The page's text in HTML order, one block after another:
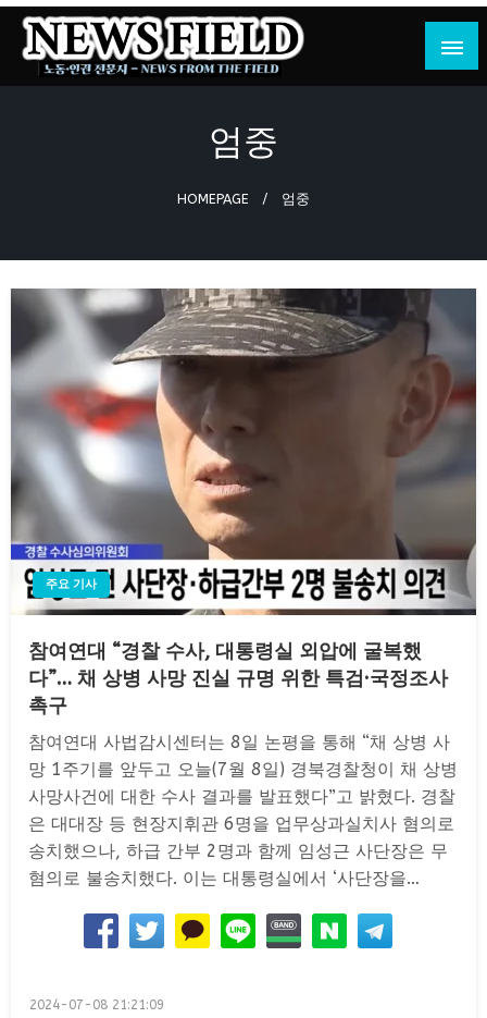
Skip
content
뉴스필드
노동·인권 전문지
엄중
HOMEPAGE 엄중
주요 기사
참여연대 “경찰 수사, 대통령실 외압에 굴복했
다”… 채 상병 사망 진실 규명 위한 특검·국정조사
촉구
참여연대 사법감시센터는 8일 논평을 통해 “채 상병 사
망 1주기를 앞두고 오늘(7월 8일) 경북경찰청이 채 상병
사망사건에 대한 수사 결과를 발표했다”고 밝혔다. 경찰
은 대대장 등 현장지휘관 6명을 업무상과실치사 혐의로
송치했으나, 하급 간부 2명과 함께 임성근 사단장은 무
혐의로 불송치했다. 이는 대통령실에서 ‘사단장을…
Posted
2024-07-08 21:21:09